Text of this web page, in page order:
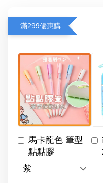
滿299優惠購
馬卡龍色 筆型
點點膠